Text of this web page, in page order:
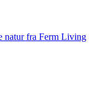
natur fra Ferm Living